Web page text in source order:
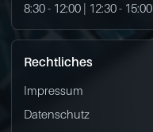
8:30 - 12:00 | 12:30 - 15:00
Rechtliches
Impressum
Datenschutz